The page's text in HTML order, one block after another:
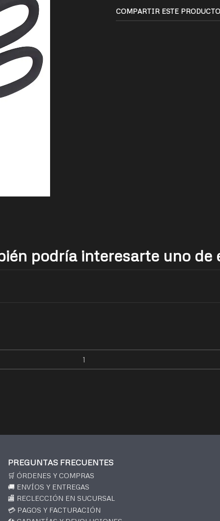
COMPARTIR ESTE PRODUCTO
podría interesarte uno de
PREGUNTAS FRECUENTES
🛒 ÓRDENES Y COMPRAS
🚚 ENVÍOS Y ENTREGAS
🏬 RECLECCIÓN EN SUCURSAL
💳 PAGOS Y FACTURACIÓN